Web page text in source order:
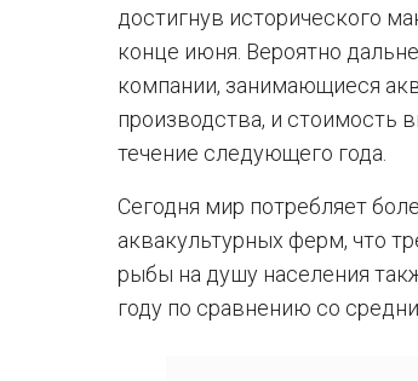
достигнув исторического
конце июня. Вероятно
компании, занимающиеся
производства, и стоимость
течение следующего года.
Сегодня мир потребляет
аквакультурных ферм, что
рыбы на душу населения
году по сравнению со